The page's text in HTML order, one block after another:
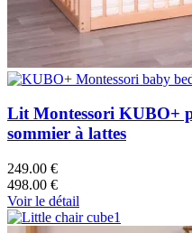
Lit Montessori KUBO+
sommier à lattes
249.00 €
498.00 €
Voir le détail